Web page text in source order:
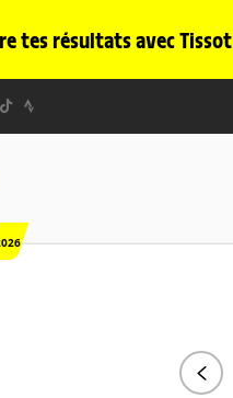
tes résultats avec Tissot